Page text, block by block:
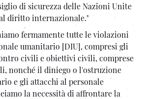
di sicurezza delle Nazioni Unite
diritto internazionale."
fermamente tutte le violazioni
umanitario [DIU], compresi gli
civili e obiettivi civili, comprese
nonché il diniego o l'ostruzione
e gli attacchi al personale
la necessità di affrontare la